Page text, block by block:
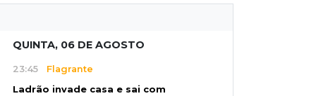
QUINTA, 06 DE AGOSTO
23:45 Flagrante
Ladrão invade casa e sai com